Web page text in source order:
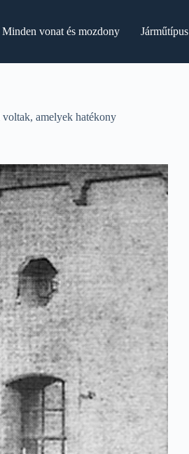
Minden vonat és mozdony Járműtípus
amelyek hatékony